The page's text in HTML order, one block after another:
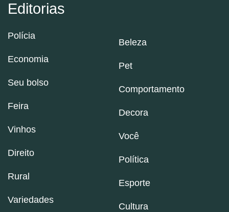
Editorias
Polícia
Economia
Seu bolso
Feira
Vinhos
Direito
Rural
Variedades
Beleza
Pet
Comportamento
Decora
Você
Política
Esporte
Cultura